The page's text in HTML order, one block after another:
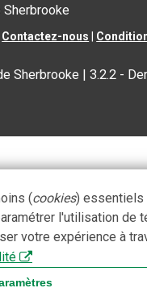
Sherbrooke
Contactez-nous
Sherbrooke |3.2.2 -
(cookies) essentiels
l'utilisation de
votre expérience à